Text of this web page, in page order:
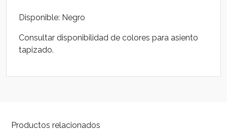
Disponible: Negro
Consultar disponibilidad de colores para asiento
tapizado.
Productos relacionados